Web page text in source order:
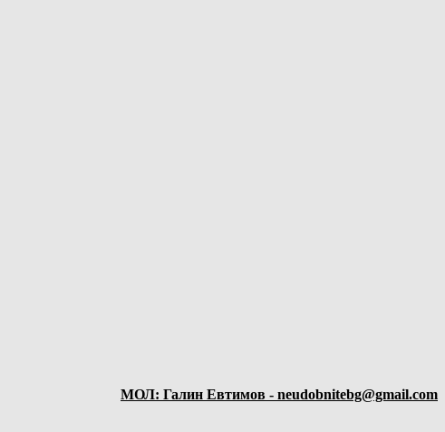
МОЛ: Галин Евтимов - neudobnitebg@gmail.com